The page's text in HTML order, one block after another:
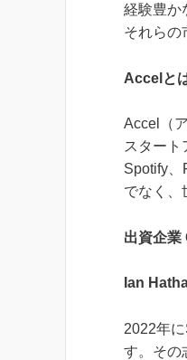
経験豊か
それらの
Accelと
Accel（
スタート
Spotify、
でなく、
出資企
Ian
2022年
す。その